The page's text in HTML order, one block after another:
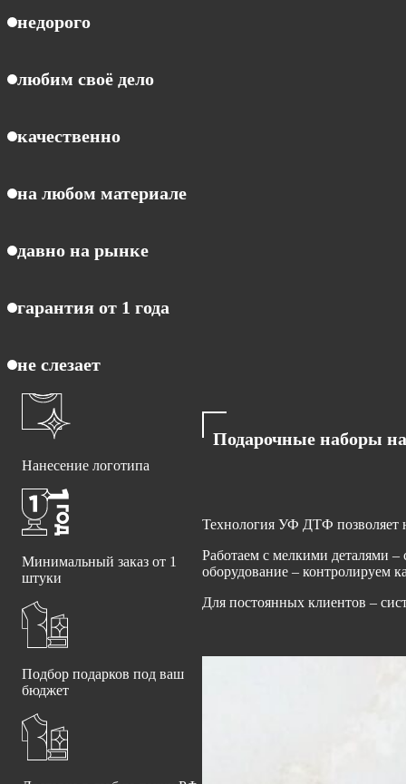
недорого
любим своё дело
качественно
на любом материале
давно на рынке
гарантия от 1 года
не слезает
Нанесение логотипа
Минимальный заказ от 1
штуки
Подбор подарков под ваш
бюджет
Подарочные наборы на
Технология УФ ДТФ позволяет
Работаем с мелкими деталями
оборудование – контролируем
Для постоянных клиентов –